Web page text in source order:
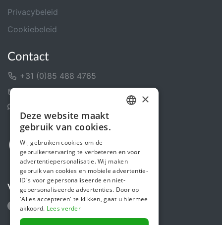
Privacybeleid
Cookiebeleid
Contact
+31 (0)85 488 4765
Volg ons
ENGLISH
×
Deze website maakt
gebruik van cookies.
Wij gebruiken cookies om de
gebruikerservaring te verbeteren en voor
advertentiepersonalisatie. Wij maken
gebruik van cookies en mobiele advertentie-
ID's voor gepersonaliseerde en niet-
gepersonaliseerde advertenties. Door op
'Alles accepteren' te klikken, gaat u hiermee
akkoord. Lees verder